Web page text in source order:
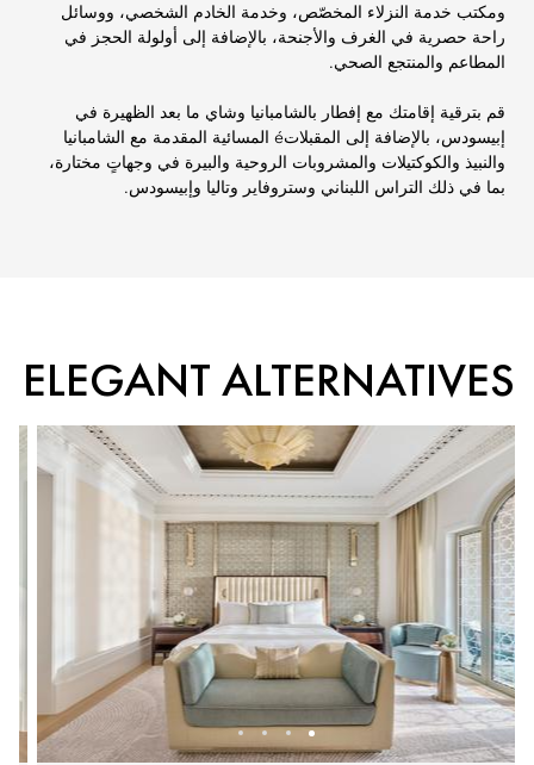
ومكتب خدمة النزلاء المخصّص، وخدمة الخادم الشخصي، ووسائل
راحة حصرية في الغرف والأجنحة، بالإضافة إلى أولولة الحجز في
المطاعم والمنتجع الصحي.
قم بترقية إقامتك مع إفطار بالشامبانيا وشاي ما بعد الظهيرة في
إبيسودس، بالإضافة إلى المقبلاتé المسائية المقدمة مع الشامبانيا
والنبيذ والكوكتيلات والمشروبات الروحية والبيرة في وجهاتٍ مختارة،
بما في ذلك التراس اللبناني وستروفاير وتاليا وإبيسودس.
ELEGANT ALTERNATIVES